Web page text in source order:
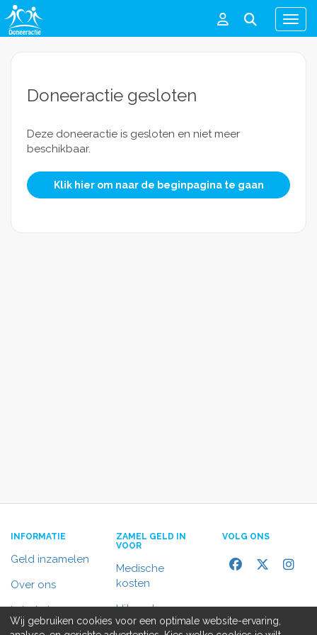
Menu
Doneeractie gesloten
Deze doneeractie is gesloten en niet meer
beschikbaar.
Klik hier om naar de beginpagina te gaan
INFORMATIE
Geld inzamelen
Over ons
In het nieuws
ZAMEL GELD IN
VOOR
Medische
kosten
Uitvaart
VOLG ONS
Wij gebruiken cookies voor een optimale website-ervaring,